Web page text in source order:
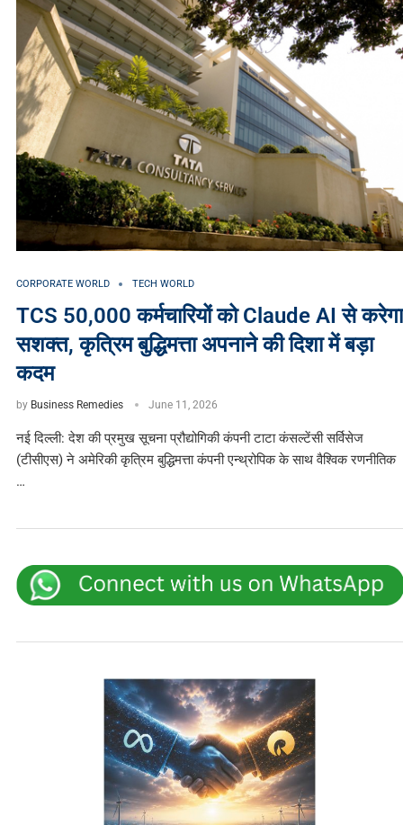
CORPORATE WORLD TECH WORLD
TCS 50,000 कर्मचारियों को Claude AI से करेगा
सशक्त, कृत्रिम बुद्धिमत्ता अपनाने की दिशा में बड़ा
कदम
by Business Remedies June 11, 2026
नई दिल्ली: देश की प्रमुख सूचना प्रौद्योगिकी कंपनी टाटा कंसल्टेंसी सर्विसेज
(टीसीएस) ने अमेरिकी कृत्रिम बुद्धिमत्ता कंपनी एन्थ्रोपिक के साथ वैश्विक रणनीतिक
…